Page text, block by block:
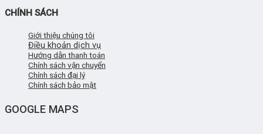
CHÍNH SÁCH
Giới thiệu chúng tôi
Điều khoản dịch vụ
Hướng dẫn thanh toán
Chính sách vận chuyển
Chính sách đại lý
Chính sách bảo mật
GOOGLE MAPS